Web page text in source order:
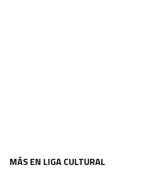
MÁS EN LIGA CULTURAL